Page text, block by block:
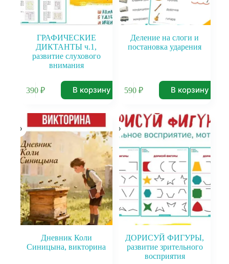
ГРАФИЧЕСКИЕ
ДИКТАНТЫ ч.1,
развитие слухового
внимания
390 ₽ В корзину
Деление на слоги и
постановка ударения
590₽ В корзину
Дневник Коли
Синицына, викторина
ДОРИСУЙ ФИГУРЫ,
развитие зрительного
восприятия